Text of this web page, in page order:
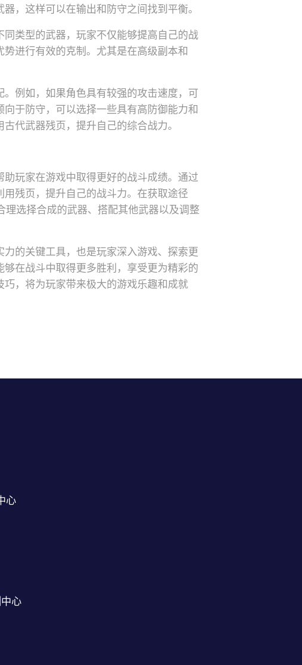
，这样可以在输出和防守之间找到平衡。
类型的武器，玩家不仅能够提高自己的战
进行有效的克制。尤其是在高级副本和
例如，如果角色具有较强的攻击速度，可
于防守，可以选择一些具有高防御能力和
代武器残页，提升自己的综合战力。
玩家在游戏中取得更好的战斗成绩。通过
残页，提升自己的战斗力。在获取途径
选择合成的武器、搭配其他武器以及调整
的关键工具，也是玩家深入游戏、探索更
在战斗中取得更多胜利，享受更为精彩的
，将为玩家带来极大的游戏乐趣和成就
心
心